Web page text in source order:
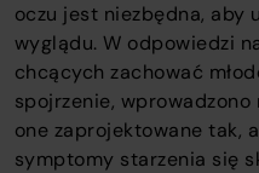
oczu jest niezbędna, aby
wyglądu. W odpowiedzi
chcących zachować
spojrzenie, wprowadzono
one zaprojektowane tak,
symptomy starzenia się